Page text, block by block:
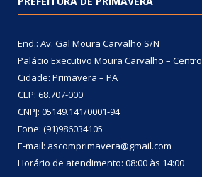
End.: Av. Gal Moura Carvalho S/N
Palácio Executivo Moura Carvalho – Centro
Cidade: Primavera – PA
CEP: 68.707-000
CNPJ: 05149.141/0001-94
Fone: (91)986034105
E-mail: ascomprimavera@gmail.com
Horário de atendimento: 08:00 às 14:00